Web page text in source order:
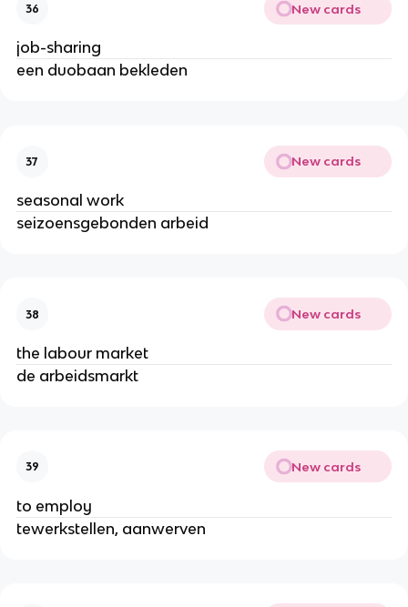
36 New cards
job-sharing
een duobaan bekleden
37 New cards
seasonal work
seizoensgebonden arbeid
38 New cards
the labour market
de arbeidsmarkt
39 New cards
to employ
tewerkstellen, aanwerven